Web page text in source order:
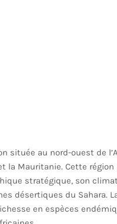
située au nord-ouest de
la Mauritanie. Cette
stratégique, son
désertiques du
en espèces